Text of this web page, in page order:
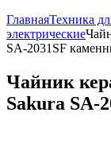
ГлавнаяТехника
электрические
SA-2031SF
Чайник
Sakura SA-